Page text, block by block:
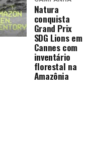
Natura
conquista
Grand Prix
SDG Lions em
Cannes com
inventário
florestal na
Amazônia